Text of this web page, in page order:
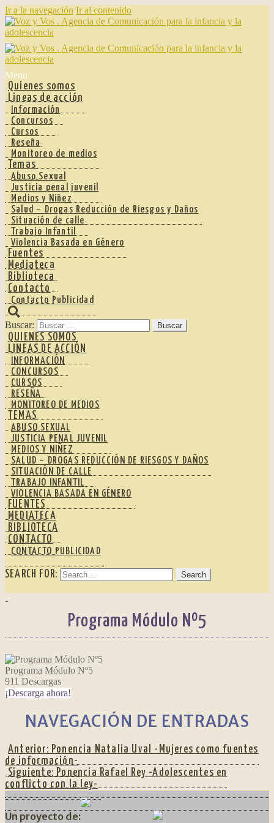
Ir a la navegación Ir al contenido
Menu
Quienes somos
Lineas de acción
Información
Concursos
Cursos
Reseña
Monitoreo de medios
Temas
Abuso Sexual
Justicia penal juvenil
Medios y Niñez
Salud – Drogas Reducción de Riesgos y Daños
Situación de calle
Trabajo Infantil
Violencia Basada en Género
Fuentes
Mediateca
Biblioteca
Contacto
Contacto Publicidad
Buscar:
QUIENES SOMOS
LINEAS DE ACCIÓN
INFORMACIÓN
CONCURSOS
CURSOS
RESEÑA
MONITOREO DE MEDIOS
TEMAS
ABUSO SEXUAL
JUSTICIA PENAL JUVENIL
MEDIOS Y NIÑEZ
SALUD – DROGAS REDUCCIÓN DE RIESGOS Y DAÑOS
SITUACIÓN DE CALLE
TRABAJO INFANTIL
VIOLENCIA BASADA EN GÉNERO
FUENTES
MEDIATECA
BIBLIOTECA
CONTACTO
CONTACTO PUBLICIDAD
SEARCH FOR:
Programa Módulo Nº5
Programa Módulo Nº5
911 Descargas
¡Descarga ahora!
NAVEGACIÓN DE ENTRADAS
Anterior: Ponencia Natalia Uval -Mujeres como fuentes
de información-
Siguiente: Ponencia Rafael Rey -Adolescentes en
conflicto con la ley-
Un proyecto de: